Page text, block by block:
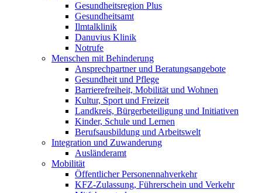
Gesundheitsregion Plus
Gesundheitsamt
Ilmtalklinik
Danuvius Klinik
Notrufe
Menschen mit Behinderung
Ansprechpartner und Beratungsangebote
Gesundheit und Pflege
Barrierefreiheit, Mobilität und Wohnen
Kultur, Sport und Freizeit
Landkreis, Bürgerbeteiligung und Initiativen
Kinder, Schule und Lernen
Berufsausbildung und Arbeitswelt
Integration und Zuwanderung
Ausländeramt
Mobilität
Öffentlicher Personennahverkehr
KFZ-Zulassung, Führerschein und Verkehr